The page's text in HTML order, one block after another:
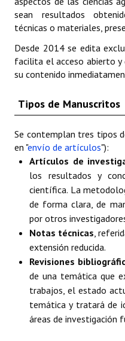
Buscador de
CONTACTO
sean resultados
técnicas o materiales,
Desde 2014 se edita
facilita el acceso abierto
su contenido
Tipos de Manuscritos
Se contemplan tres tipos
en "envío de artículos"):
Artículos de
los resultados y
científica. La
de forma clara, de
por otros
Notas técnicas,
extensión reducida.
Revisiones
de una temática que
trabajos, el estado
temática y tratará de
áreas de investigación